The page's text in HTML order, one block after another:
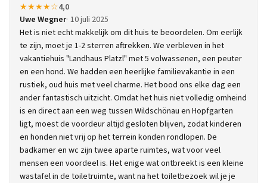
★★★★☆4,0
Uwe Wegner 10 juli 2025
Het is niet echt makkelijk om dit huis te beoordelen. Om eerlijk
te zijn, moet je 1-2 sterren aftrekken. We verbleven in het
vakantiehuis "Landhaus Platzl" met 5 volwassenen, een peuter
en een hond. We hadden een heerlijke familievakantie in een
rustiek, oud huis met veel charme. Het bood ons elke dag een
ander fantastisch uitzicht. Omdat het huis niet volledig omheind
is en direct aan een weg tussen Wildschönau en Hopfgarten
ligt, moest de voordeur altijd gesloten blijven, zodat kinderen
en honden niet vrij op het terrein konden rondlopen. De
badkamer en wc zijn twee aparte ruimtes, wat voor veel
mensen een voordeel is. Het enige wat ontbreekt is een kleine
wastafel in de toiletruimte, want na het toiletbezoek wil je je